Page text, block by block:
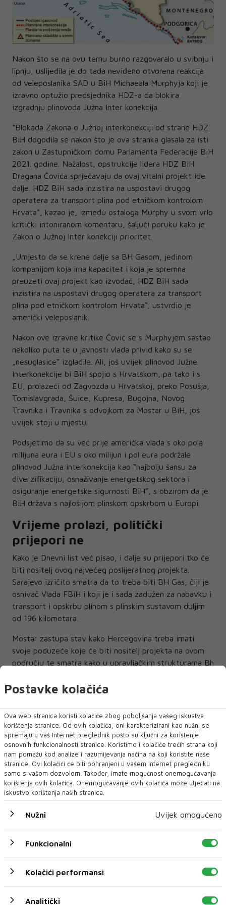
Nakon što se na ovu temu burno razgovaralo u svibnju i
lipnju, uslijedila je do tada neviđeno otvorena reakcija
od veleposlanika SAD u BiH Michaeala Murphyja koji je
izravno optužio predsjednika HDZ-a da blokira
izgradnju plinovoda Južna Inter konekcija.
“Blokada Zakona o Južnoj interkonekciji od strane HDZ
BiH dogodila se nakon što je ova stranka glasala za isti
zakon u Zastupničkom domu Parlamenta Federacije BiH
2021. godine. Nažalost, opstrukcije lidera HDZ BiH
Dragana Čovića sprječavaju da ovaj vitalni projekt ide
dalje. HDZ BiH sada inzistira na uspostavi drugog
operatera za transport plina pod etničkom kontrolom
Hrvata”, kazao je, između ostaloga Murphy u svom vrlo
kritički intoniranom komentaru, šaljući poruku kako je
Zakon o Južnoj Inter konekciji prioritet.
„Umjesto da se krene dalje sa BH Gasom, jedinom
kompanijom koja ima kapacitet i koja je spremna
preuzeti ovaj projekt kao izvođač, HDZ BiH sada
inzistira na uspostavi drugog operatera za transport
plina pod etničkom kontrolom Hrvata“; ustvrdio je
američki veleposlanik.
Nakon ove izravne kritike Čović se s Murphyjem sastao
nekoliko puta te u javnosti vlada privid kako su se
„nesuglasice“ izgladile. Ali, još uvijek plinovod Južne
Interkonekcije bi BiH spojio s Hrvatskom, pa tako i s
EU, prolazeći od Zagvozda u Hrvatskoj, preko Posušja,
Tomislavgrada, Šuice, Kupresa, Bugojna, Novog
Travnika i Travnika s odvojkom za Mostar u BiH, još
uvijek stoji u mjestu.
Podsjetimo da su već prije američka vlada s oko pola
milijuna eura i EU s oko milijun i pol eura podržale
plinovod Južna interkonekcija kao “najbolju šansu za
diverzifikaciju, osnaživanje energetskog sektora i
osiguranje energetske sigurnosti BiH”, s obzirom da je
BiH država s najlošijom plinskom opskrbom u Europi.
Vrijeme prolazi, politički
prijepori ne
Kako je Dnevni list već pisao, i dalje su prijepori tko će
biti nositelj ovog najvećeg poslijeratnog projekta.
Sarajevo izričito smatra da to treba biti BH Gas, čiji je
osnivač Vlada FBiH i koji je i sada zadužen za nabavku i
transport i opskrbu plinom s plinskim sustavom duljim
od 196 kilometara.
Mostar zastupa stav kako Hercegovina treba imati
svoje poduzeće koje će biti nositelj projekta na ovom
području te smatra kako u upravljačkim strukturama Bh
bošnjački kadrovi.
No, podsjetimo na izjavu ministra vanjskih poslova
Elmedina Konakovića, ujedno i predsjednika NiP-a,
stranke koalicijskog partnera s HDZ-om, koji je
svojedobno kazao kako „ne bi imao ništa protiv da na
čelu BH Gasa bude Hrvat“.
Kako se doznaje, koalicijski partneri (SDP-NiP-NS)
ponudili su HDZ-u mjesta u menadžmentu BH Gasa kao
i u Nadzornu odboru, ali ne i direktorsko mjesto, te
mogućnost da se u Mostaru otvori ured BH-Gasa.
prolazi, a zbog političkih prepucavanja čeka jedan od
najvažnijih projekata za Federaciju koji bi, da navedenih
prijepora nema, već bio u završnoj fazi realizacije.
Postavke kolačića
Ova web stranica koristi kolačiće zbog poboljšanja vašeg iskustva
korištenja stranice. Od ovih kolačića, oni karakterizirani kao nužni se
spremaju u vaš Internet preglednik pošto su ključni za korištenje
osnovnih funkcionalnosti stranice. Koristimo i kolačiće trećih strana koji
nam pomažu kod analize i razumijevanja načina na koji koristite naše
stranice. Ovi kolačići će biti pohranjeni u vašem Internet pregledniku
samo s vašom dozvolom. Također, imate mogućnost onemogućavanja
korištenja ovih kolačića. Onemogućavanje ovih kolačića može utjecati na
iskustvo korištenja naših stranica.
Nužni Uvijek omogućeno
Funkcionalni
Kolačići performansi
Analitički